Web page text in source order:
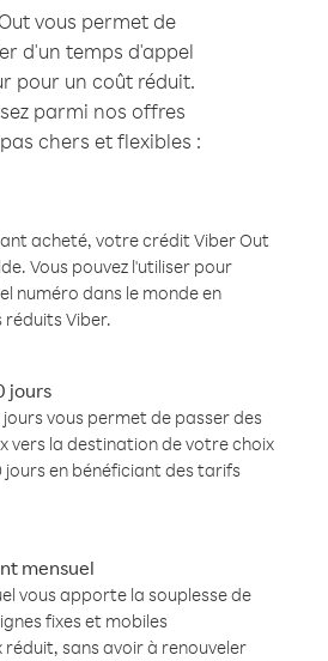
vous permet de
d'un temps d'appel
pour un coût réduit.
parmi nos offres
chers et flexibles :
acheté, votre crédit Viber Out
Vous pouvez l'utiliser pour
numéro dans le monde en
Viber.
jours
vous permet de passer des
vers la destination de votre choix
jours en bénéficiant des tarifs
mensuel
vous apporte la souplesse de
fixes et mobiles
sans avoir à renouveler